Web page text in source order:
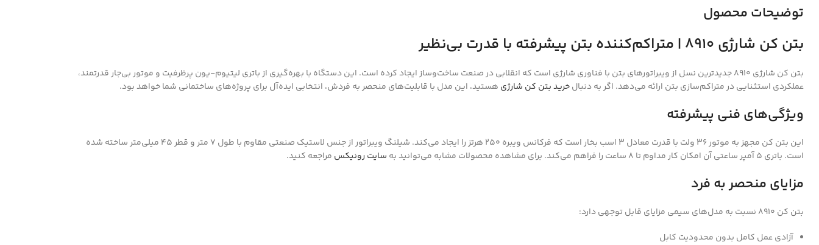
توضیحات محصول
بتن کن شارژی 8910 | متراکم‌کننده بتن پیشرفته با قدرت بی‌نظیر
بتن کن شارژی 8910 جدیدترین نسل از ویبراتورهای بتن با فناوری شارژی است که انقلابی در صنعت ساخت‌وساز ایجاد کرده است. این دستگاه با بهره‌گیری از باتری لیتیوم-یون پرظرفیت و موتور بی‌جار قدرتمند،
عملکردی استثنایی در متراکم‌سازی بتن ارائه می‌دهد. اگر به دنبالخرید بتن کن شارژی هستید، این مدل با قابلیت‌های منحصر به فردش، انتخابی ایده‌آل برای پروژه‌های ساختمانی شما خواهد بود.
ویژگی‌های فنی پیشرفته
این بتن کن مجهز به موتور 36 ولت با قدرت معادل 3 اسب بخار است که فرکانس ویبره 250 هرتز را ایجاد می‌کند. شیلنگ ویبراتور از جنس لاستیک صنعتی مقاوم با طول 7 متر و قطر 45 میلی‌متر ساخته شده
است. باتری 5 آمپر ساعتی آن امکان کار مداوم تا 8 ساعت را فراهم می‌کند. برای مشاهده محصولات مشابه می‌توانید به
سایت رونیکس مراجعه کنید.
مزایای منحصر به فرد
بتن کن 8910 نسبت به مدل‌های سیمی مزایای قابل توجهی دارد:
آزادی عمل کامل بدون محدودیت کابل